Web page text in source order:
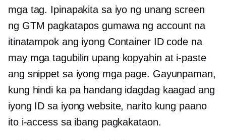
mga tag. Ipinapakita sa iyo ng unang screen
ng GTM pagkatapos gumawa ng account na
itinatampok ang iyong Container ID code na
may mga tagubilin upang kopyahin at i-paste
ang snippet sa iyong mga page. Gayunpaman,
kung hindi ka pa handang idagdag kaagad ang
iyong ID sa iyong website, narito kung paano
ito i-access sa ibang pagkakataon.